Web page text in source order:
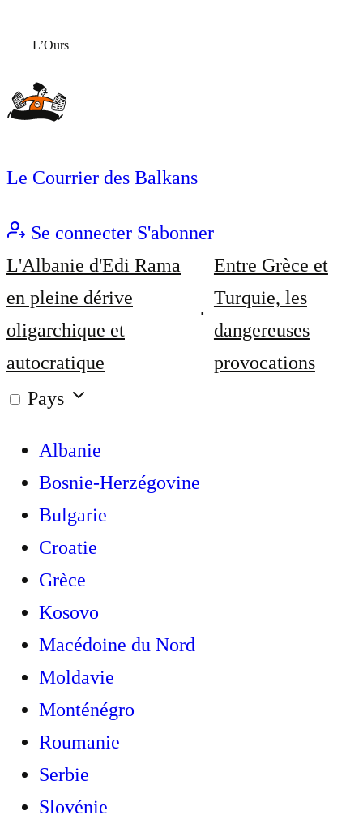
L’Ours
Le Courrier des Balkans
Se connecter S'abonner
L'Albanie d'Edi Rama
en pleine dérive
oligarchique et
autocratique
Entre Grèce et
Turquie, les
dangereuses
provocations
Pays
Albanie
Bosnie-Herzégovine
Bulgarie
Croatie
Grèce
Kosovo
Macédoine du Nord
Moldavie
Monténégro
Roumanie
Serbie
Slovénie